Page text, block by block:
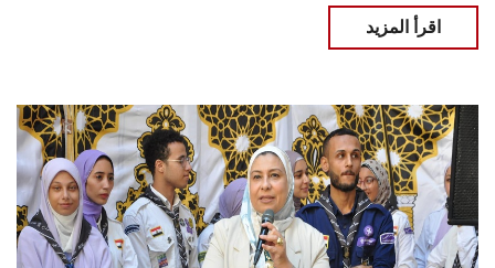
اقرأ المزيد